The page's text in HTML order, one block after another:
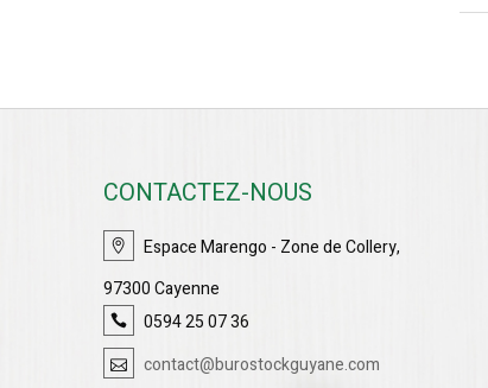
CONTACTEZ-NOUS
Espace Marengo - Zone de Collery,
97300 Cayenne
0594 25 07 36
contact@burostockguyane.com